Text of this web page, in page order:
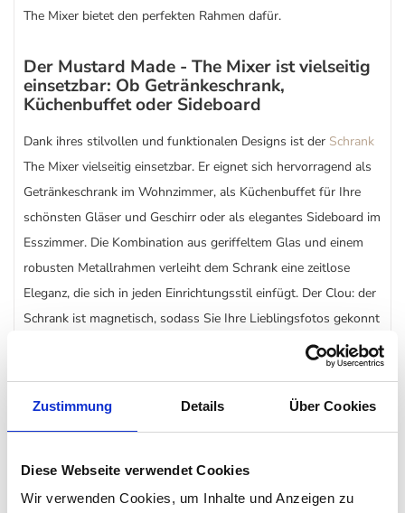
Zustimmung Details Über Cookies
Diese Webseite verwendet Cookies
Wir verwenden Cookies, um Inhalte und Anzeigen zu
The Mixer bietet den perfekten Rahmen dafür.
Der Mustard Made - The Mixer ist vielseitig
einsetzbar: Ob Getränkeschrank,
Küchenbuffet oder Sideboard
Dank ihres stilvollen und funktionalen Designs ist der Schrank
The Mixer vielseitig einsetzbar. Er eignet sich hervorragend als
Getränkeschrank im Wohnzimmer, als Küchenbuffet für Ihre
schönsten Gläser und Geschirr oder als elegantes Sideboard im
Esszimmer. Die Kombination aus geriffeltem Glas und einem
robusten Metallrahmen verleiht dem Schrank eine zeitlose
Eleganz, die sich in jeden Einrichtungsstil einfügt. Der Clou: der
Schrank ist magnetisch, sodass Sie Ihre Lieblingsfotos gekonnt
in Szene setzen können: einfach mit einem Magneten
Raffiniertes Design: Medaillongriffe und
verstellbare Füße
Neben der ansprechenden Optik bietet The Mixer auch
durchdachte Details, die den Schrank besonders praktisch